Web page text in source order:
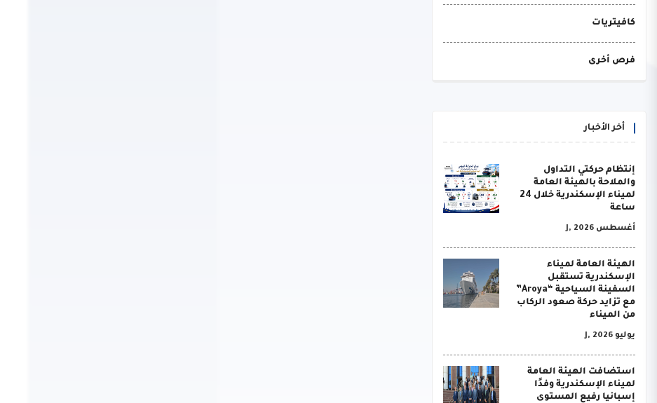
كافيتريات
فرص أخرى
أخر الأخبار
إنتظام حركتي التداول
والملاحة بالهيئة العامة
لميناء الإسكندرية خلال 24
ساعة
أغسطس J, 2026
الهيئة العامة لميناء
الإسكندرية تستقبل
السفينة السياحية “Aroya”
مع تزايد حركة صعود الركاب
من الميناء
يوليو J, 2026
استضافت الهيئة العامة
لميناء الإسكندرية وفدًا
إسبانيا رفيع المستوى